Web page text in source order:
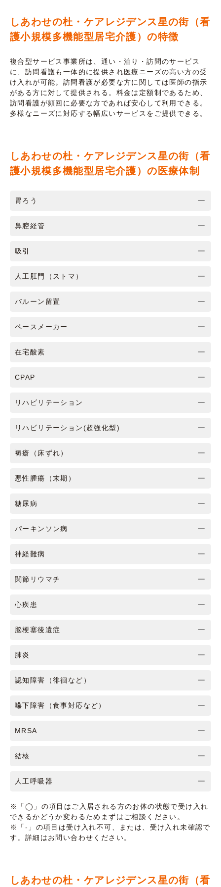
しあわせの杜・ケアレジデンス星の街（看
護小規模多機能型居宅介護）の特徴
複合型サービス事業所は、通い・泊り・訪問のサービス
に、訪問看護も一体的に提供され医療ニーズの高い方の受
け入れが可能。訪問看護が必要な方に関しては医師の指示
がある方に対して提供される。料金は定額制であるため、
訪問看護が頻回に必要な方であれば安心して利用できる。
多様なニーズに対応する幅広いサービスをご提供できる。
しあわせの杜・ケアレジデンス星の街（看
護小規模多機能型居宅介護）の医療体制
胃ろう
鼻腔経管
吸引
人工肛門（ストマ）
バルーン留置
ペースメーカー
在宅酸素
CPAP
リハビリテーション
リハビリテーション(超強化型)
褥瘡（床ずれ）
悪性腫瘍（末期）
糖尿病
パーキンソン病
神経難病
関節リウマチ
心疾患
脳梗塞後遺症
肺炎
認知障害（徘徊など）
嚥下障害（食事対応など）
MRSA
結核
人工呼吸器
※「◯」の項目はご入居される方のお体の状態で受け入れ
できるかどうか変わるためまずはご相談ください。
※「-」の項目は受け入れ不可、または、受け入れ未確認で
す。詳細はお問い合わせください。
しあわせの杜・ケアレジデンス星の街（看